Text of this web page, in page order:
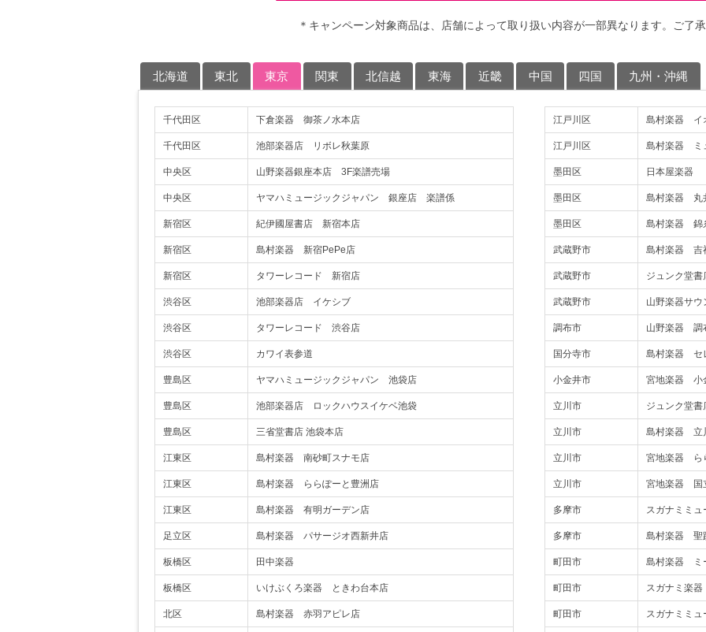
＊キャンペーン対象商品は、店舗によって取り扱い内容が一部異なります。ご了承
北海道 東北 東京 関東 北信越 東海 近畿 中国 四国 九州・沖縄
千代田区 下倉楽器 御茶ノ水本店
千代田区 池部楽器店 リボレ秋葉原
中央区 山野楽器銀座本店 3F楽譜売場
中央区 ヤマハミュージックジャパン 銀座店 楽譜係
新宿区 紀伊國屋書店 新宿本店
新宿区 島村楽器 新宿PePe店
新宿区 タワーレコード 新宿店
渋谷区 池部楽器店 イケシブ
渋谷区 タワーレコード 渋谷店
渋谷区 カワイ表参道
豊島区 ヤマハミュージックジャパン 池袋店
豊島区 池部楽器店 ロックハウスイケベ池袋
豊島区 三省堂書店 池袋本店
江東区 島村楽器 南砂町スナモ店
江東区 島村楽器 ららぽーと豊洲店
江東区 島村楽器 有明ガーデン店
足立区 島村楽器 パサージオ西新井店
板橋区 田中楽器
板橋区 いけぶくろ楽器 ときわ台本店
北区 島村楽器 赤羽アピレ店
江戸川区 島村楽器 イ
江戸川区 島村楽器 ミ
墨田区 日本屋楽器
墨田区 島村楽器 丸
墨田区 島村楽器 錦
武蔵野市 島村楽器 吉
武蔵野市 ジュンク堂
武蔵野市 山野楽器サ
調布市 山野楽器 調
国分寺市 島村楽器 セ
小金井市 宮地楽器 小
立川市 ジュンク堂
立川市 島村楽器 立
立川市 宮地楽器 ら
立川市 宮地楽器 国
多摩市 スガナミミ
多摩市 島村楽器 聖
町田市 島村楽器 ミ
町田市 スガナミ楽
町田市 スガナミミュ